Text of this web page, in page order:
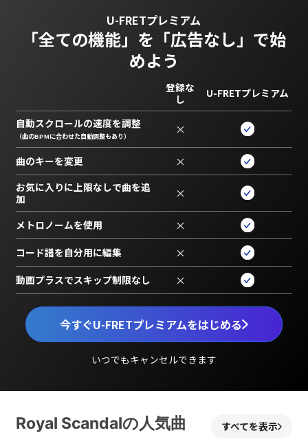
U-FRETプレミアム
「全ての機能」を 「広告なし」で始
めよう
今すぐU-FRETプレミアムをはじめる
いつでもキャンセルできます
登録な
し
U-FRETプレミアム
自動スクロールの速度を調整
（曲のBPMに合わせた自動調整もあり） ×
曲のキーを変更 ×
お気に入りに上限なしで曲を追
加
×
メトロノームを使用 ×
コード譜を自分用に編集 ×
動画プラスでスキップ制限なし ×
Royal Scandalの人気曲 すべてを表示